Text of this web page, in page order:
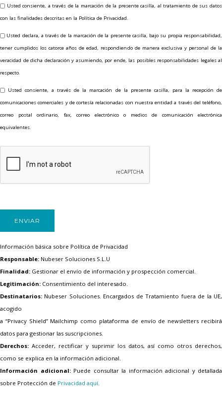
Usted consiente, a través de la marcación de la presente casilla, al tratamiento de sus datos
con las finalidades descritas en la Política de Privacidad.
Usted declara, a través de la marcación de la presente casilla, bajo su propia responsabilidad,
tener cumplidos los catorce años de edad, respondiendo de manera exclusiva y personal de la
veracidad de dicha declaración y asumiendo, por ende, las posibles responsabilidades legales al
respecto.
Usted consiente, a través de la marcación de la presente casilla, para la recepción de
comunicaciones comerciales y de cortesía relacionadas con nuestra entidad a través del teléfono,
correo postal ordinario, fax, correo electrónico o medios de comunicación electrónica
equivalentes.
Información básica sobre Política de Privacidad
Responsable: Nubeser Soluciones S.L.U
Finalidad: Gestionar el envío de información y prospección comercial.
Legitimación: Consentimiento del interesado.
Destinatarios: Nubeser Soluciones. Encargados de Tratamiento fuera de la UE,
acogido
a “Privacy Shield” Mailchimp como plataforma de envío de newsletters recibirá
datos para gestionar las suscripciones.
Derechos: Acceder, rectificar y suprimir los datos, así como otros derechos,
como se explica en la información adicional.
Información adicional:Puede consultar la información adicional y detallada
sobre Protección de Privacidad aquí.